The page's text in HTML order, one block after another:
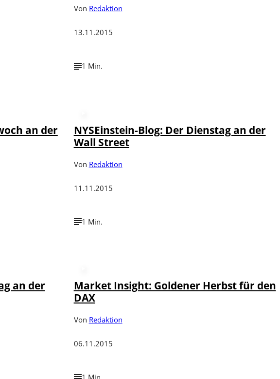
Von Redaktion
13.11.2015
1 Min.
an der
NYSEinstein-Blog: Der Dienstag an der
Wall Street
Von Redaktion
11.11.2015
1 Min.
an der
Market Insight: Goldener Herbst für den
DAX
Von Redaktion
06.11.2015